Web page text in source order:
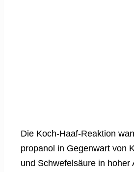
Die Koch-Haaf-Reaktion
propanol in Gegenwart von
und Schwefelsäure in hoher